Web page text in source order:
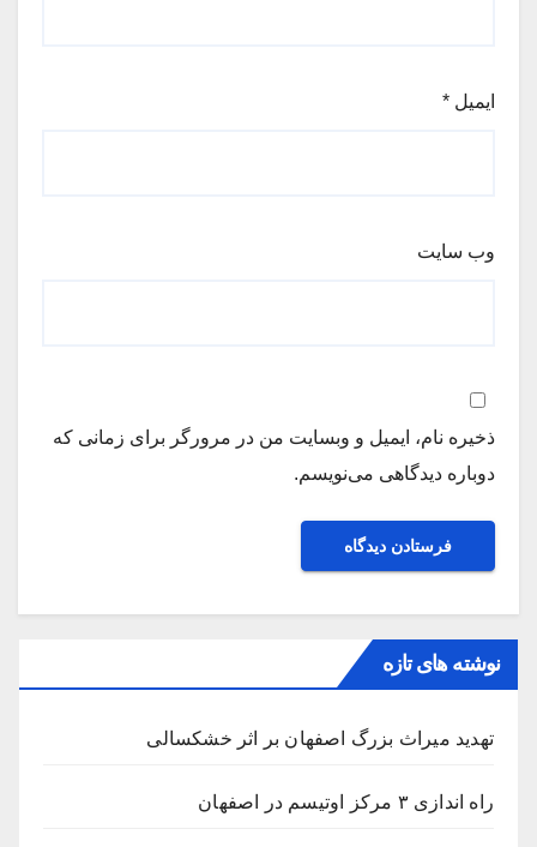
ایمیل *
وب‌ سایت
ذخیره نام، ایمیل و وبسایت من در مرورگر برای زمانی که
دوباره دیدگاهی می‌نویسم.
نوشته های تازه
تهدید میراث بزرگ اصفهان بر اثر خشکسالی
راه اندازی ۳ مرکز اوتیسم در اصفهان